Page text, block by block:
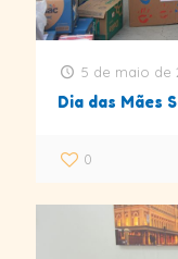
5 de maio de
Dia das Mães
0